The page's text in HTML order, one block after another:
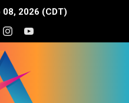
08, 2026 (CDT)